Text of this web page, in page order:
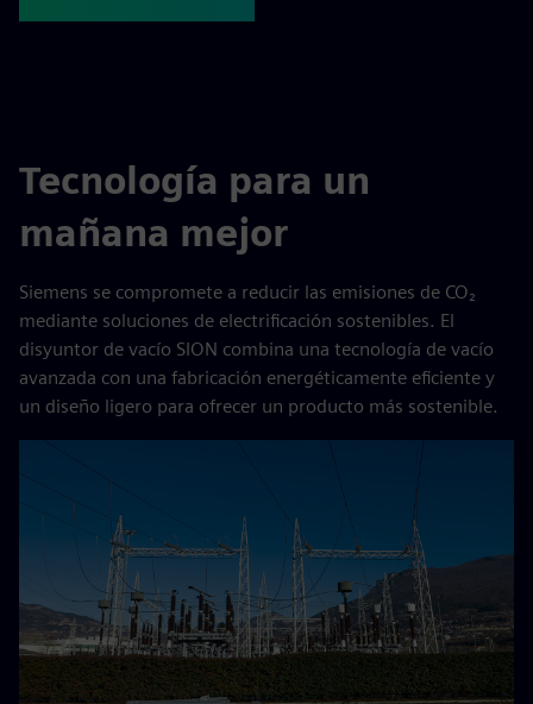
Tecnología para un
mañana mejor
Siemens se compromete a reducir las emisiones de CO₂
mediante soluciones de electrificación sostenibles. El
disyuntor de vacío SION combina una tecnología de vacío
avanzada con una fabricación energéticamente eficiente y
un diseño ligero para ofrecer un producto más sostenible.